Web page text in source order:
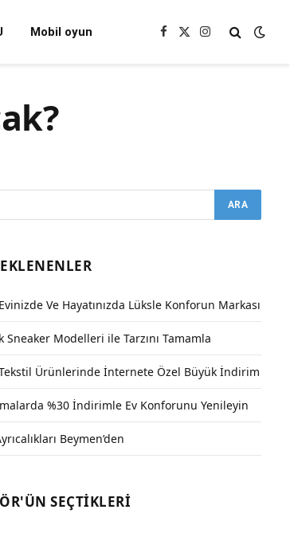
Mobil oyun Facebook
X
Instagram
Ve Hayatınızda Lüksle Konforun Markası
Sneaker Modelleri ile Tarzını Tamamla
Ürünlerinde İnternete Özel Büyük İndirim
%30 İndirimle Ev Konforunu Yenileyin
Beymen’den
SEÇTIKLERI